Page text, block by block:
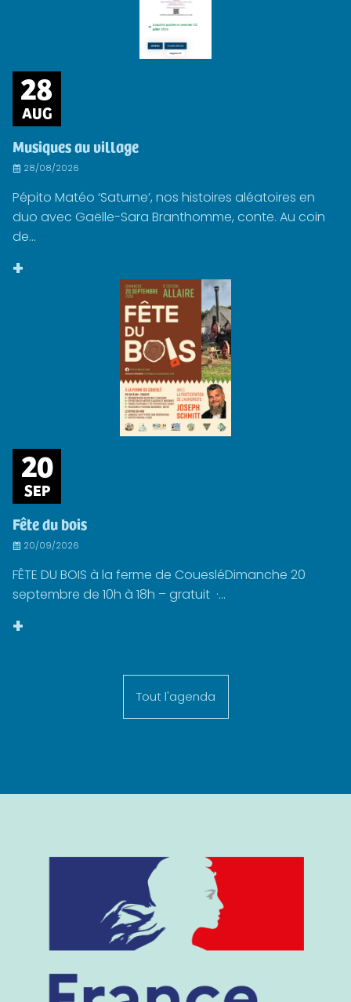
28
AUG
Musiques au village
28/08/2026
Pépito Matéo ‘Saturne’, nos histoires aléatoires en
duo avec Gaëlle-Sara Branthomme, conte. Au coin
de...
+
20
SEP
Fête du bois
20/09/2026
FÊTE DU BOIS à la ferme de CouesléDimanche 20
septembre de 10h à 18h – gratuit ·...
+
Tout l'agenda